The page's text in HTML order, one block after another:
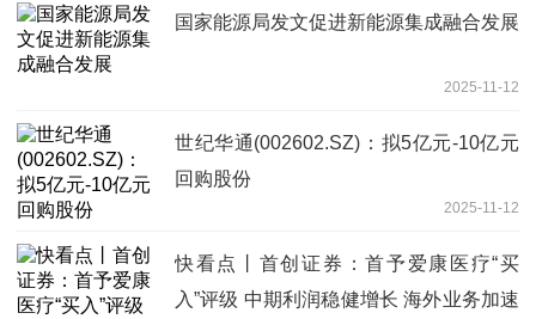
国家能源局发文促进新能源集成融合发展
2025-11-12
世纪华通(002602.SZ)：拟5亿元-10亿元
回购股份
2025-11-12
快看点丨首创证券：首予爱康医疗“买
入”评级 中期利润稳健增长 海外业务加速